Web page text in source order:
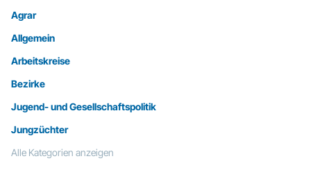
Agrar
Allgemein
Arbeitskreise
Bezirke
Jugend- und Gesellschaftspolitik
Jungzüchter
Alle Kategorien anzeigen